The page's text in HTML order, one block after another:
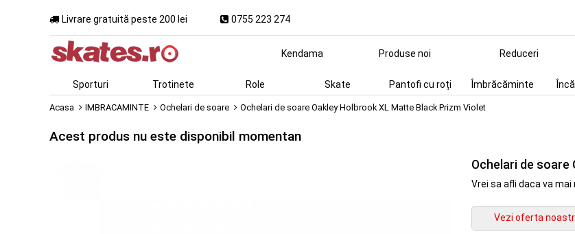
Livrare gratuită peste 200 lei 0755 223 274
Kendama Produse noi Reduceri
Sporturi Trotinete Role Skate Pantofi cu roți Îmbrăcăminte
Acasa IMBRACAMINTE Ochelari de soare Ochelari de soare Oakley Holbrook XL Matte Black Prizm Violet
Acest produs nu este disponibil momentan
Ochelari de soare
Vrei sa afli daca va